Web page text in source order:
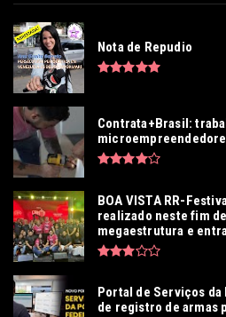
Nota de Repudio
Contrata+Brasil:
BOA VISTA RR-
realizado neste fim
megaestrutura e
Portal de Serviços
de registro de armas